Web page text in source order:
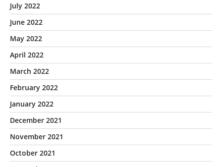
July 2022
June 2022
May 2022
April 2022
March 2022
February 2022
January 2022
December 2021
November 2021
October 2021